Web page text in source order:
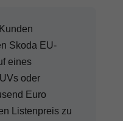
Skoda EU-
eines
oder
Euro
Listenpreis zu